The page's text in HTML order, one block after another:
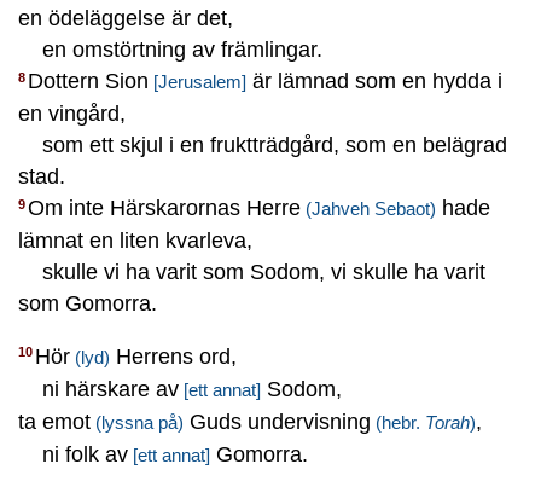
en ödeläggelse är det,
en omstörtning av främlingar.
8 Dottern Sion [Jerusalem] är lämnad som en hydda i
en vingård,
som ett skjul i en fruktträdgård, som en belägrad
stad.
9Om inte Härskarornas Herre (Jahveh Sebaot) hade
lämnat en liten kvarleva,
skulle vi ha varit som Sodom, vi skulle ha varit
som Gomorra.
10 Hör (lyd) Herrens ord,
ni härskare av [ett annat] Sodom,
ta emot (lyssna på) Guds undervisning (hebr. Torah),
ni folk av [ett annat] Gomorra.